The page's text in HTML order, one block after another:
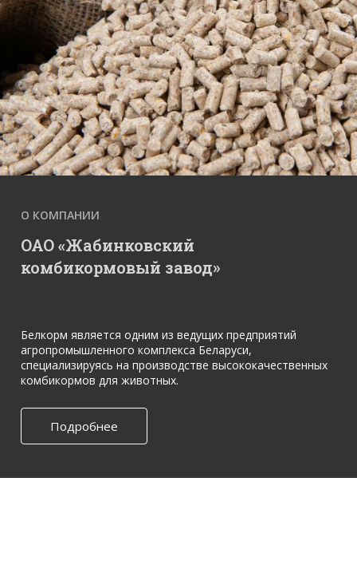
2016
2017
2018
2019
2021
2022
О КОМПАНИИ
ОАО «Жабинковский
комбикормовый завод»
Белкорм является одним из ведущих предприятий
агропромышленного комплекса Беларуси,
специализируясь на производстве высококачественных
комбикормов для животных.
Подробнее